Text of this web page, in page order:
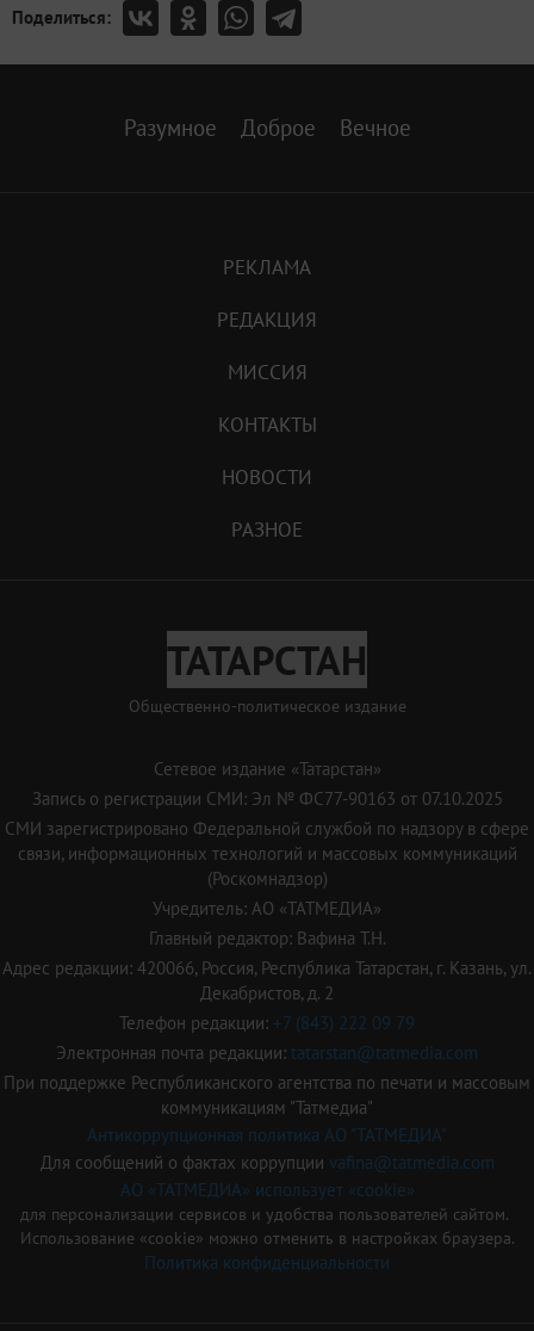
Поделиться:
Разумное Доброе Вечное
РЕКЛАМА
РЕДАКЦИЯ
МИССИЯ
КОНТАКТЫ
НОВОСТИ
РАЗНОЕ
ТАТАРСТАН
Общественно-политическое издание
Сетевое издание «Татарстан»
Запись о регистрации СМИ: Эл № ФС77-90163 от 07.10.2025
СМИ зарегистрировано Федеральной службой по надзору в сфере
связи, информационных технологий и массовых коммуникаций
(Роскомнадзор)
Учредитель: АО «ТАТМЕДИА»
Главный редактор: Вафина Т.Н.
Адрес редакции: 420066, Россия, Республика Татарстан, г. Казань, ул.
Декабристов, д. 2
Телефон редакции: +7 (843) 222 09 79
Электронная почта редакции: tatarstan@tatmedia.com
При поддержке Республиканского агентства по печати и массовым
коммуникациям "Татмедиа"
Антикоррупционная политика АО "ТАТМЕДИА"
Для сообщений о фактах коррупции vafina@tatmedia.com
АО «ТАТМЕДИА» использует «cookie»
для персонализации сервисов и удобства пользователей сайтом.
Использование «cookie» можно отменить в настройках браузера.
Политика конфиденциальности